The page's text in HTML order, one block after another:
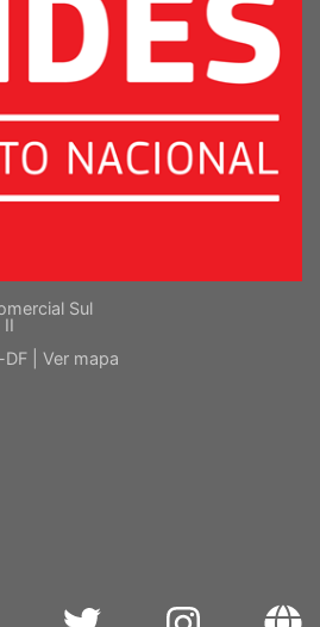
Sul
II
| Ver mapa